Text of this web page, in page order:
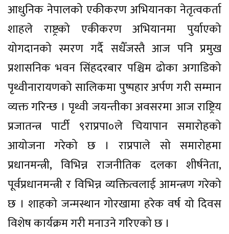
आधुनिक नेपालको एकीकरण अभियानका नेतृत्वकर्ता
शाहले राष्ट्रको एकीकरण अभियानमा पुर्याएको
योगदानको स्मरण गर्दै सधैँजस्तै आज पनि प्रमुख
प्रशासनिक भवन सिंहदरबार पश्चिम ढोका अगाडिको
पृथ्वीनारायणको सालिकमा पुष्पहार अर्पण गरी सम्मान
व्यक्त गरिन्छ । पृथ्वी जयन्तीका अवसरमा आज राष्ट्रिय
प्रजातन्त्र पार्टी ९राप्रपा०ले चियापान समारोहको
आयोजना गरेको छ । राप्रपाले सो समारोहमा
प्रधानमन्त्री, विभिन्न राजनीतिक दलका शीर्षनेता,
पूर्वप्रधानमन्त्री र विभिन्न व्यक्तित्वलाई आमन्त्रण गरेको
छ । शाहको जन्मस्थान गोरखामा हरेक वर्ष यो दिवस
विशेष कार्यक्रम गरी मनाउने गरिएको छ ।